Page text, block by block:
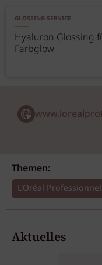
GLOSSING-SERVICE
Hyaluron Glossing
Farbglow
Themen:
L'Oréal Professionnel
Aktuelles